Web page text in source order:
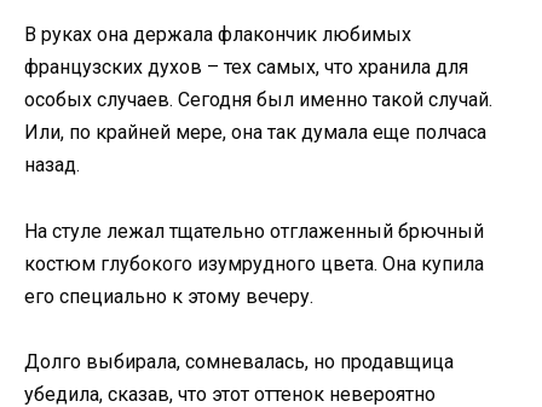
В руках она держала флакончик любимых
французских духов – тех самых, что хранила для
особых случаев. Сегодня был именно такой случай.
Или, по крайней мере, она так думала еще полчаса
назад.
На стуле лежал тщательно отглаженный брючный
костюм глубокого изумрудного цвета. Она купила
его специально к этому вечеру.
Долго выбирала, сомневалась, но продавщица
убедила, сказав, что этот оттенок невероятно